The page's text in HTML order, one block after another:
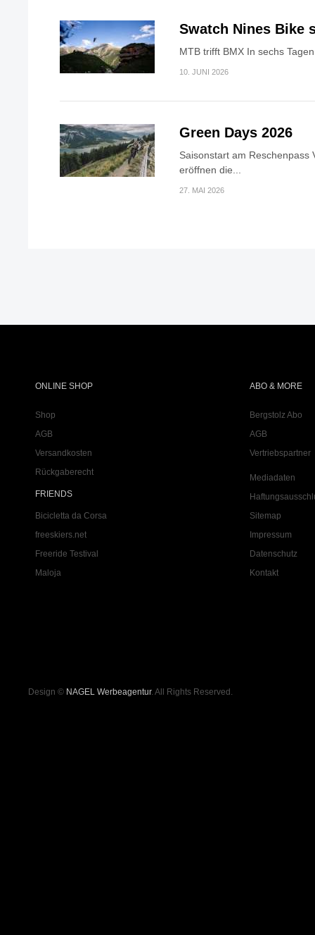
Swatch Nines Bike
MTB trifft BMX In sechs
10. JUNI 2026
Green Days 2026
Saisonstart am Reschenpass
eröffnen die...
27. MAI 2026
ONLINE SHOP
Shop
AGB
Versandkosten
Rückgaberecht
FRIENDS
Bicicletta da Corsa
freeskiers.net
Freeride Testival
Maloja
ABO & MORE
Bergstolz Abo
AGB
Vertriebspartner
Mediadaten
Sitemap
Impressum
Datenschutz
Kontakt
Design © NAGEL Werbeagentur. All Rights Reserved.